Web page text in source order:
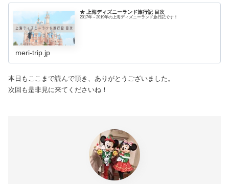
★ 上海ディズニーランド旅行記 目次
2017年～2019年の上海ディズニーランド旅行記です！
meri-trip.jp
本日もここまで読んで頂き、ありがとうございました。
次回も是非見に来てくださいね！